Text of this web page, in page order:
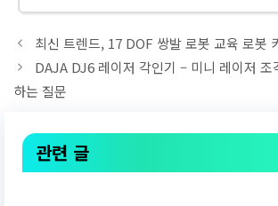
최신 트렌드, 17 DOF 쌍발 로봇 교육 로봇
DAJA DJ6 레이저 각인기 – 미니 레이저 조
하는 질문
관련 글